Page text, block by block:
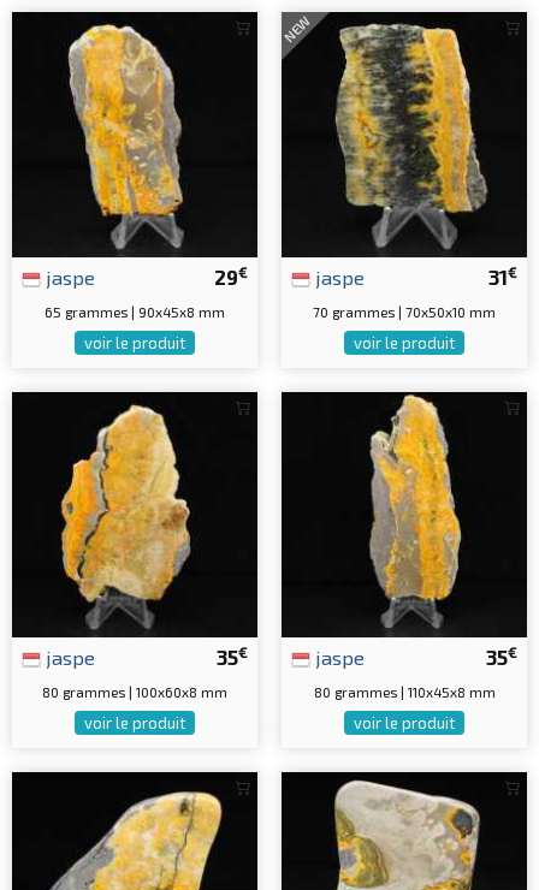
29€
jaspe
65 grammes | 90x45x8 mm
voir le produit
NEW
31€
jaspe
70 grammes | 70x50x10 mm
voir le produit
35€
jaspe
80 grammes | 100x60x8 mm
voir le produit
35€
jaspe
80 grammes | 110x45x8 mm
voir le produit